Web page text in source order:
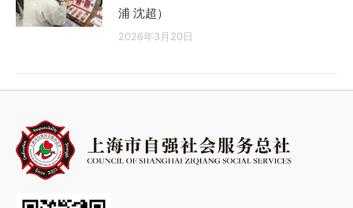
浦 沈超）
2026年3月20日